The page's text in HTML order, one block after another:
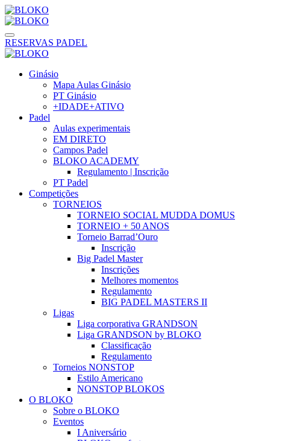
RESERVAS PADEL
Ginásio
Mapa Aulas Ginásio
PT Ginásio
+IDADE+ATIVO
Padel
Aulas experimentais
EM DIRETO
Campos Padel
BLOKO ACADEMY
Regulamento | Inscrição
PT Padel
Competições
TORNEIOS
TORNEIO SOCIAL MUDDA DOMUS
TORNEIO + 50 ANOS
Torneio Barrad’Ouro
Inscrição
Big Padel Master
Inscrições
Melhores momentos
Regulamento
BIG PADEL MASTERS II
Ligas
Liga corporativa GRANDSON
Liga GRANDSON by BLOKO
Classificação
Regulamento
Torneios NONSTOP
Estilo Americano
NONSTOP BLOKOS
O BLOKO
Sobre o BLOKO
Eventos
I Aniversário